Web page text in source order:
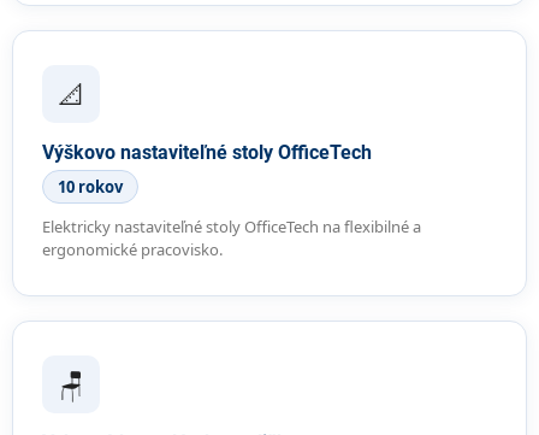
📐
Výškovo nastaviteľné stoly OfficeTech
10 rokov
Elektricky nastaviteľné stoly OfficeTech na flexibilné a
ergonomické pracovisko.
🪑